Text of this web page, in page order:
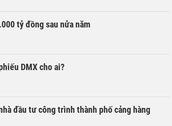
tỷ đồng sau nửa năm
DMX cho ai?
đầu tư công trình thành phố cảng hàng